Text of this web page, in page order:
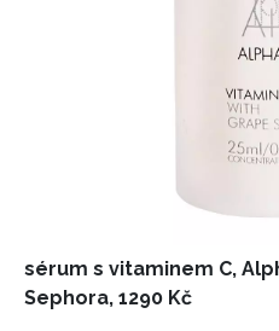
sérum s vitaminem C,
Sephora, 1290 Kč